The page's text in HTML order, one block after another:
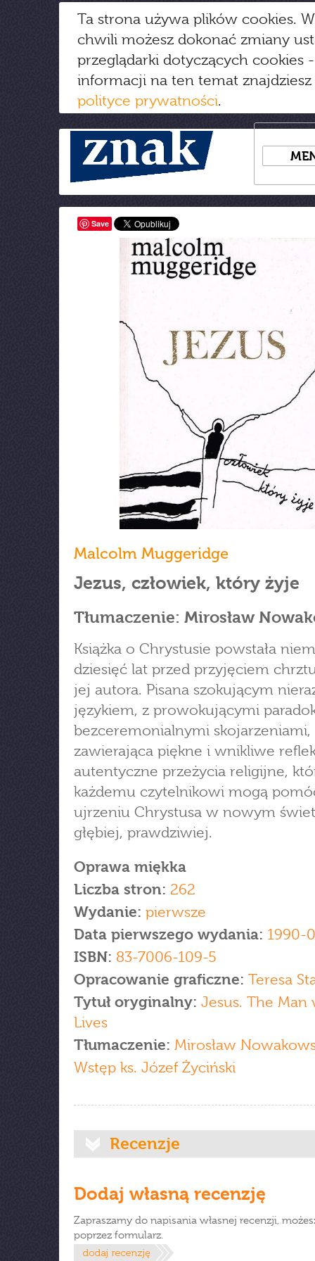
Ta strona używa plików cookies.
chwili możesz dokonać zmiany
przeglądarki dotyczących cookies
informacji na ten temat
polityce prywatności.
Save
Malcolm Muggeridge
Jezus, człowiek, który żyje
Tłumaczenie: Mirosław
Książka o Chrystusie powstała
dziesięć lat przed przyjęciem
jej autora. Pisana szokującym
językiem, z prowokującymi
bezceremonialnymi skojarzeniami,
zawierająca piękne i wnikliwe
autentyczne przeżycia religijne,
każdemu czytelnikowi mogą
ujrzeniu Chrystusa w nowym
głębiej, prawdziwiej.
Oprawa miękka
Liczba stron: 262
Wydanie: pierwsze
Data pierwszego wydania: 1990-
ISBN: 83-7006-109-5
Opracowanie graficzne: Teresa
Tytuł oryginalny: Jesus. The Man
Lives
Tłumaczenie: Mirosław
Wstęp ks. Józef Życiński
Recenzje
Dodaj własną recenzję
Zapraszamy do napisania własnej recenzji,
poprzez formularz.